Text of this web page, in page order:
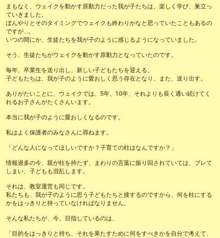
まもなく、ウェイクを動かす原動力だった我が子たちは、楽しく学び、巣立っ
ていきました。
ぼんやりとそのタイミングでウェイクも終わりかなと思っていたこともあるの
ですが…。
いつの間にか、生徒たちを我が子のように感じるようになっていました。
そう、生徒たちがウェイクを動かす原動力となっていたのです。
毎年、卒業生を送り出し、新しい子どもたちを迎える。
子どもたちは、我が子のように愛おしく思う存在となり、また、送り出す。
ありがたいことに、ウェイクでは、5年、10年、それよりも長く通い続けてく
れるお子さんがたくさんいます。
本当に我が子のように愛おしくなるのです。
私はよく保護者のみなさんに尋ねます。
「どんな人になってほしいですか？子育ての柱はなんですか？」
情報過多の今、親が柱を持たず、まわりの言葉に振り回されていては、ブレて
しまい、子どもも混乱します。
それは、教室運営も同じです。
私たちも、我が子のように思う子どもたちと接するのですから、何を柱にする
かをはっきりと持っていなければなりません。
そんな私たちが、今、目指しているのは、
「目的をはっきりと持ち、それを果たすために何をすべきかを自分で考えて、